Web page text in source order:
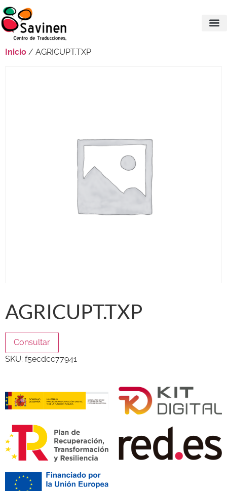
Inicio / AGRICUPT.TXP
AGRICUPT.TXP
Consultar
SKU: f5ecdcc77941